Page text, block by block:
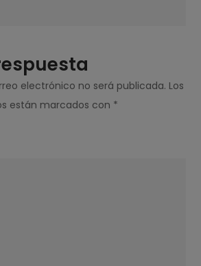
electrónico no será publicada. Los
están marcados con *